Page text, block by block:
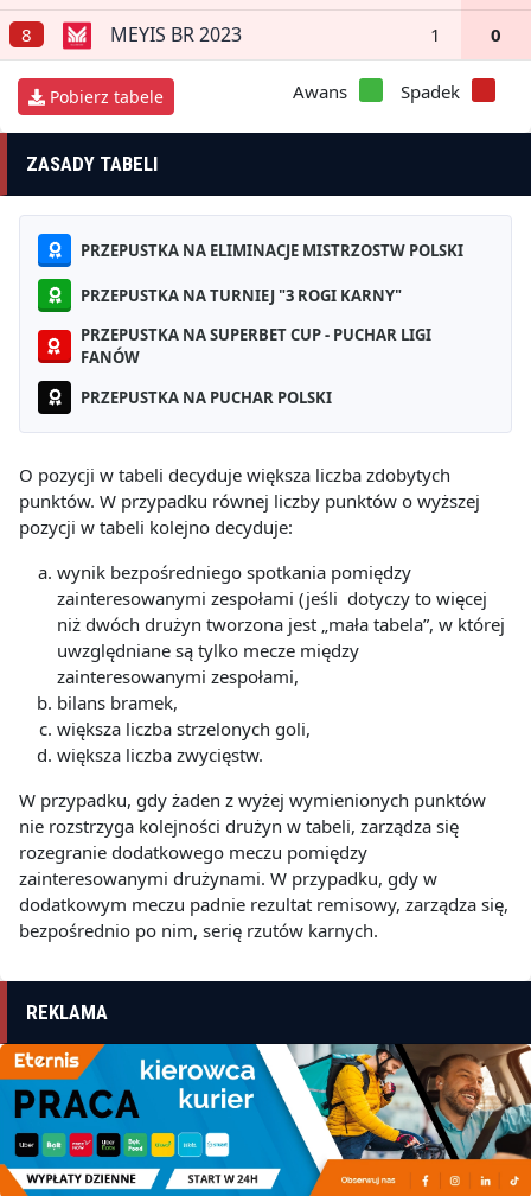
8 MEYIS BR 2023 1 0
Pobierz tabele Spadek
Awans
ZASADY TABELI
PRZEPUSTKA NA ELIMINACJE MISTRZOSTW POLSKI
PRZEPUSTKA NA TURNIEJ "3 ROGI KARNY"
PRZEPUSTKA NA SUPERBET CUP - PUCHAR LIGI
FANÓW
PRZEPUSTKA NA PUCHAR POLSKI
O pozycji w tabeli decyduje większa liczba zdobytych
punktów. W przypadku równej liczby punktów o wyższej
pozycji w tabeli kolejno decyduje:
wynik bezpośredniego spotkania pomiędzy
zainteresowanymi zespołami (jeśli dotyczy to więcej
niż dwóch drużyn tworzona jest „mała tabela”, w której
uwzględniane są tylko mecze między
zainteresowanymi zespołami,
bilans bramek,
większa liczba strzelonych goli,
większa liczba zwycięstw.
W przypadku, gdy żaden z wyżej wymienionych punktów
nie rozstrzyga kolejności drużyn w tabeli, zarządza się
rozegranie dodatkowego meczu pomiędzy
zainteresowanymi drużynami. W przypadku, gdy w
dodatkowym meczu padnie rezultat remisowy, zarządza się,
bezpośrednio po nim, serię rzutów karnych.
REKLAMA